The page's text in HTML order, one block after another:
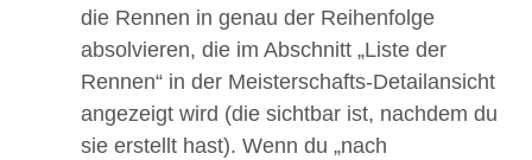
die Rennen in genau der Reihenfolge
absolvieren, die im Abschnitt „Liste der
Rennen“ in der Meisterschafts-Detailansicht
angezeigt wird (die sichtbar ist, nachdem du
sie erstellt hast). Wenn du „nach